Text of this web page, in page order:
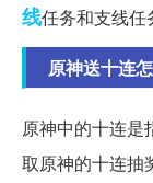
线任务和支线任
原神送十连
原神中的十连是
取原神的十连抽